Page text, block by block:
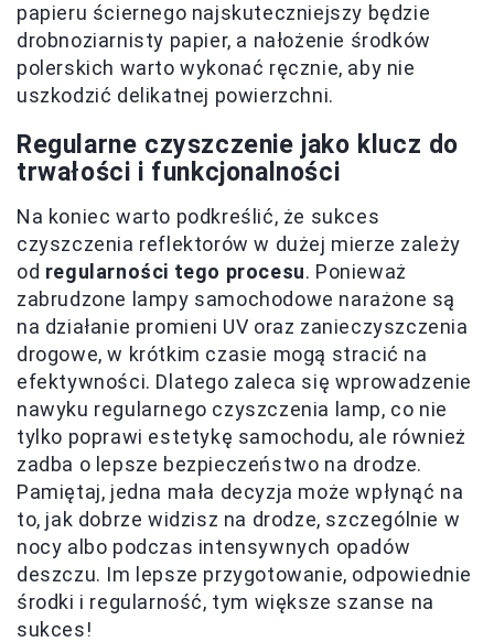
papieru ściernego najskuteczniejszy będzie
drobnoziarnisty papier, a nałożenie środków
polerskich warto wykonać ręcznie, aby nie
uszkodzić delikatnej powierzchni.
Regularne czyszczenie jako klucz do
trwałości i funkcjonalności
Na koniec warto podkreślić, że sukces
czyszczenia reflektorów w dużej mierze zależy
od regularności tego procesu. Ponieważ
zabrudzone lampy samochodowe narażone są
na działanie promieni UV oraz zanieczyszczenia
drogowe, w krótkim czasie mogą stracić na
efektywności. Dlatego zaleca się wprowadzenie
nawyku regularnego czyszczenia lamp, co nie
tylko poprawi estetykę samochodu, ale również
zadba o lepsze bezpieczeństwo na drodze.
Pamiętaj, jedna mała decyzja może wpłynąć na
to, jak dobrze widzisz na drodze, szczególnie w
nocy albo podczas intensywnych opadów
deszczu. Im lepsze przygotowanie, odpowiednie
środki i regularność, tym większe szanse na
sukces!